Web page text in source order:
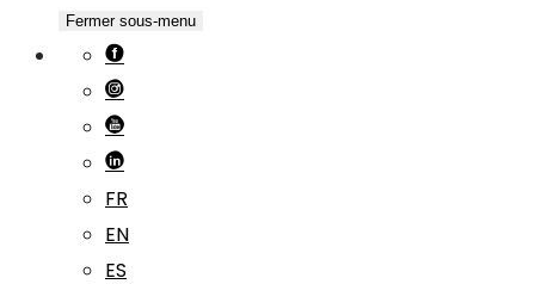
Fermer sous-menu
FR
EN
ES